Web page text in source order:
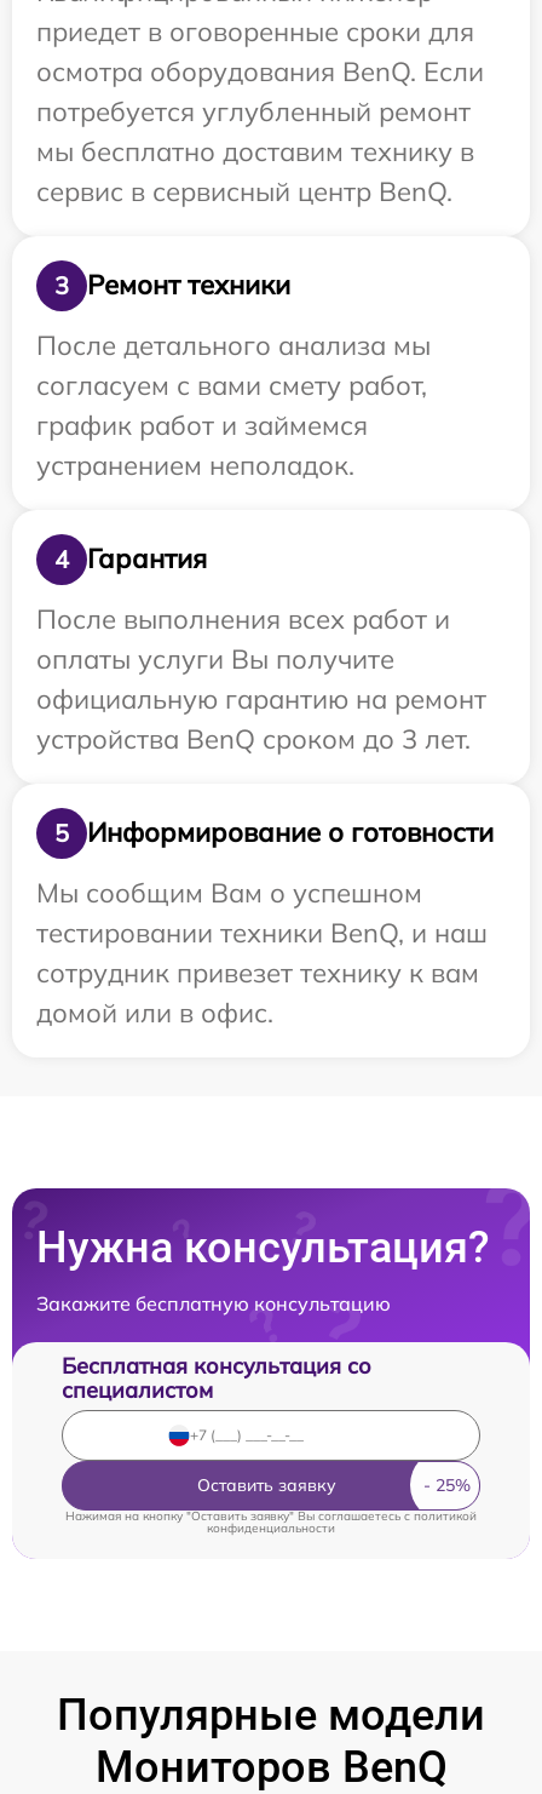
приедет в оговоренные сроки для
осмотра оборудования BenQ. Если
потребуется углубленный ремонт
мы бесплатно доставим технику в
сервис в сервисный центр BenQ.
3
Ремонт техники
После детального анализа мы
согласуем с вами смету работ,
график работ и займемся
устранением неполадок.
4
Гарантия
После выполнения всех работ и
оплаты услуги Вы получите
официальную гарантию на ремонт
устройства BenQ сроком до 3 лет.
5
Информирование о готовности
Мы сообщим Вам о успешном
тестировании техники BenQ, и наш
сотрудник привезет технику к вам
домой или в офис.
Нужна консультация?
Закажите бесплатную консультацию
Бесплатная консультация со
специалистом
Оставить заявку
Нажимая на кнопку "Оставить заявку" Вы соглашаетесь cполитикой
конфиденциальности
Популярные модели
Мониторов BenQ